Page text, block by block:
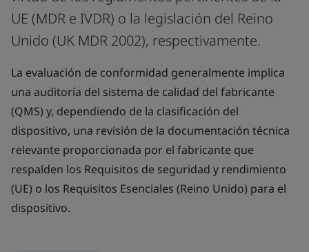
UE (MDR e IVDR) o la legislación del Reino
Unido (UK MDR 2002), respectivamente.
La evaluación de conformidad generalmente implica
una auditoría del sistema de calidad del fabricante
(QMS) y, dependiendo de la clasificación del
dispositivo, una revisión de la documentación técnica
relevante proporcionada por el fabricante que
respalden los Requisitos de seguridad y rendimiento
(UE) o los Requisitos Esenciales (Reino Unido) para el
dispositivo.